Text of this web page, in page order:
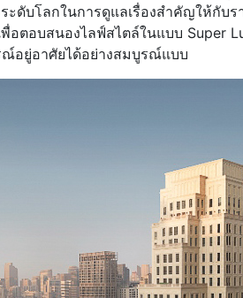
ะดับโลกในการดูแลเรื่องสำคัญให้กั
พื่อตอบสนองไลฟ์สไตล์ในแบบ Super
อยู่อาศัยได้อย่างสมบูรณ์แบบ